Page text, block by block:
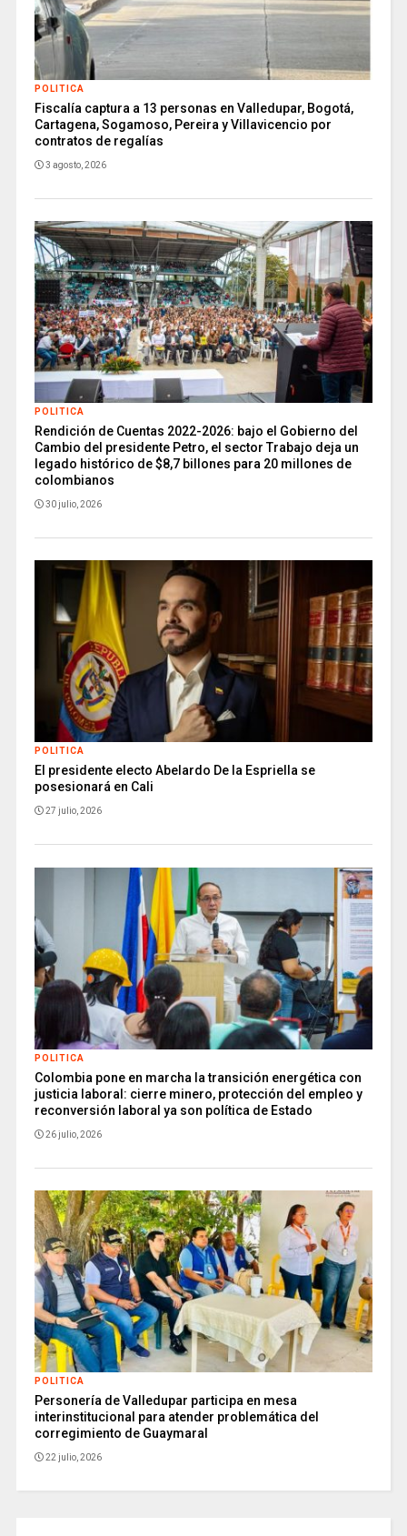
POLITICA
Fiscalía captura a 13 personas en Valledupar, Bogotá,
Cartagena, Sogamoso, Pereira y Villavicencio por
contratos de regalías
3 agosto, 2026
POLITICA
Rendición de Cuentas 2022-2026: bajo el Gobierno del
Cambio del presidente Petro, el sector Trabajo deja un
legado histórico de $8,7 billones para 20 millones de
colombianos
30 julio, 2026
POLITICA
El presidente electo Abelardo De la Espriella se
posesionará en Cali
27 julio, 2026
POLITICA
Colombia pone en marcha la transición energética con
justicia laboral: cierre minero, protección del empleo y
reconversión laboral ya son política de Estado
26 julio, 2026
POLITICA
Personería de Valledupar participa en mesa
interinstitucional para atender problemática del
corregimiento de Guaymaral
22 julio, 2026